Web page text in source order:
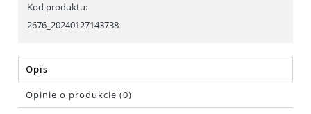
Kod produktu:
2676_20240127143738
Opis
Opinie o produkcie (0)